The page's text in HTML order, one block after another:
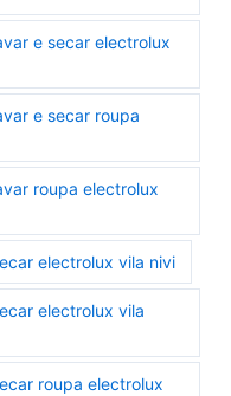
e secar electrolux
e secar roupa
roupa electrolux
electrolux vila nivi
electrolux vila
roupa electrolux